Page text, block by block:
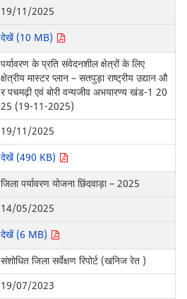
19/11/2025
देखें (10 MB)
पर्यावरण के प्रति संवेदनशील क्षेत्रों के लिए
क्षेत्रीय मास्टर प्लान – सतपुड़ा राष्ट्रीय उद्यान औ
र पचमढ़ी एवं बोरी वन्यजीव अभयारण्य खंड-1 20
25 (19-11-2025)
19/11/2025
देखें (490 KB)
जिला पर्यावरण योजना छिंदवाड़ा – 2025
14/05/2025
देखें (6 MB)
संशोधित जिला सर्वेक्षण रिपोर्ट (खनिज रेत )
19/07/2023